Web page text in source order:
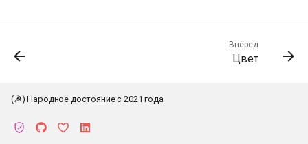
К началу
Вперед
Цвет
(☭) Народное достояние с 2021 года